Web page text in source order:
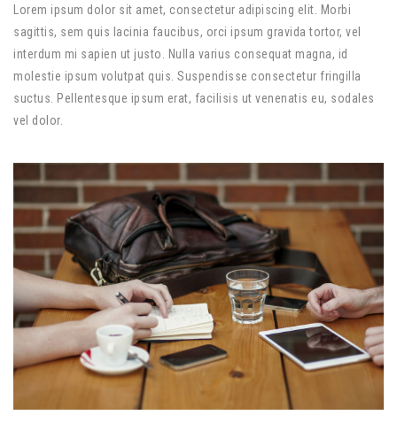
Lorem ipsum dolor sit amet, consectetur adipiscing elit. Morbi
sagittis, sem quis lacinia faucibus, orci ipsum gravida tortor, vel
interdum mi sapien ut justo. Nulla varius consequat magna, id
molestie ipsum volutpat quis. Suspendisse consectetur fringilla
suctus. Pellentesque ipsum erat, facilisis ut venenatis eu, sodales
vel dolor.